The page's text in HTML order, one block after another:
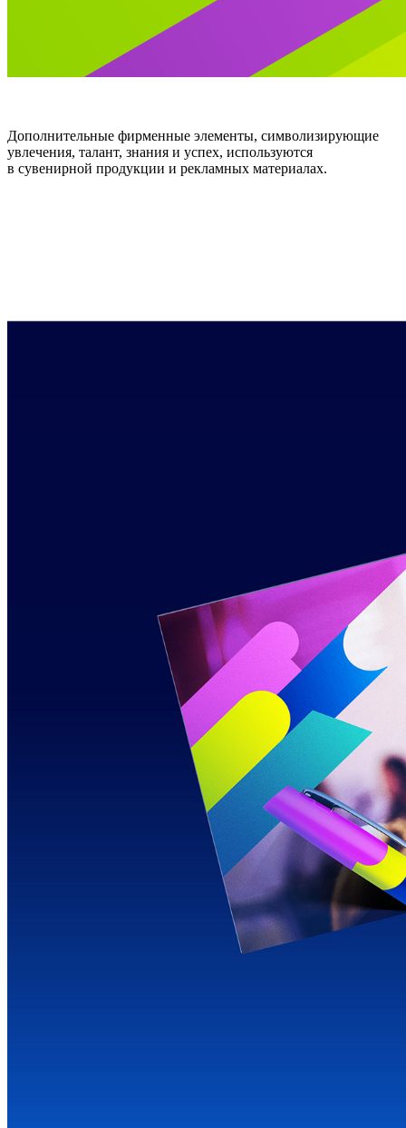
Дополнительные фирменные элементы, символизирующие
увлечения, талант, знания и успех, используются
в сувенирной продукции и рекламных материалах.